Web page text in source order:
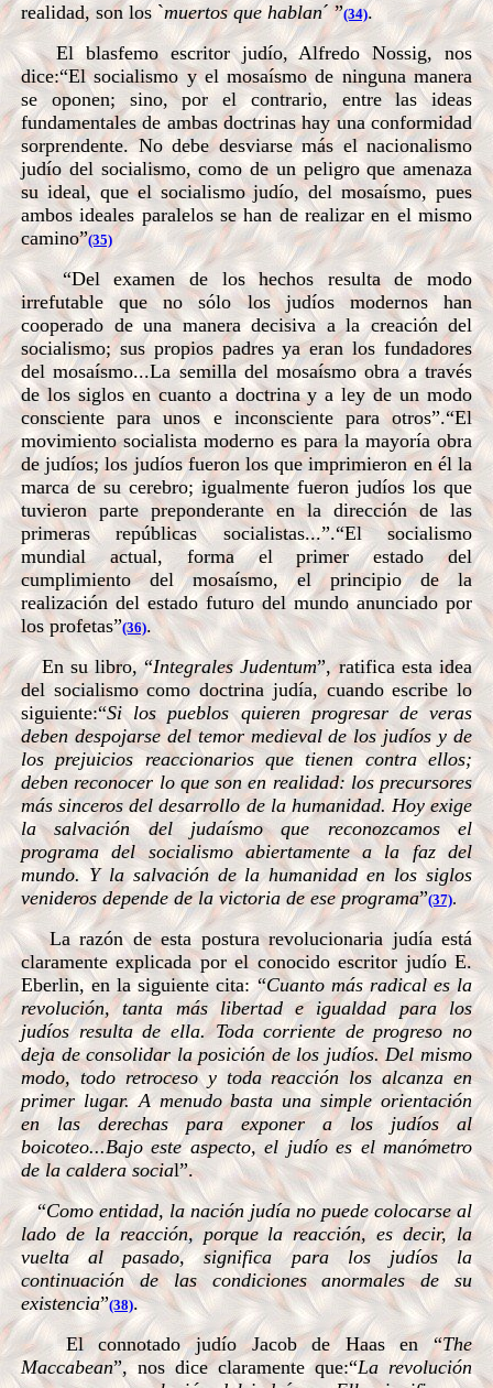
realidad, son los `muertos que hablan´ ”(34).
El blasfemo escritor judío, Alfredo Nossig, nos
dice:“El socialismo y el mosaísmo de ninguna manera
se oponen; sino, por el contrario, entre las ideas
fundamentales de ambas doctrinas hay una conformidad
sorprendente. No debe desviarse más el nacionalismo
judío del socialismo, como de un peligro que amenaza
su ideal, que el socialismo judío, del mosaísmo, pues
ambos ideales paralelos se han de realizar en el mismo
camino”(35)
“Del examen de los hechos resulta de modo
irrefutable que no sólo los judíos modernos han
cooperado de una manera decisiva a la creación del
socialismo; sus propios padres ya eran los fundadores
del mosaísmo...La semilla del mosaísmo obra a través
de los siglos en cuanto a doctrina y a ley de un modo
consciente para unos e inconsciente para otros”.“El
movimiento socialista moderno es para la mayoría obra
de judíos; los judíos fueron los que imprimieron en él la
marca de su cerebro; igualmente fueron judíos los que
tuvieron parte preponderante en la dirección de las
primeras repúblicas socialistas...”.“El socialismo
mundial actual, forma el primer estado del
cumplimiento del mosaísmo, el principio de la
realización del estado futuro del mundo anunciado por
los profetas”(36).
En su libro, “Integrales Judentum”, ratifica esta idea
del socialismo como doctrina judía, cuando escribe lo
siguiente:“Si los pueblos quieren progresar de veras
deben despojarse del temor medieval de los judíos y de
los prejuicios reaccionarios que tienen contra ellos;
deben reconocer lo que son en realidad: los precursores
más sinceros del desarrollo de la humanidad. Hoy exige
la salvación del judaísmo que reconozcamos el
programa del socialismo abiertamente a la faz del
mundo. Y la salvación de la humanidad en los siglos
venideros depende de la victoria de ese programa”(37).
La razón de esta postura revolucionaria judía está
claramente explicada por el conocido escritor judío E.
Eberlin, en la siguiente cita: “Cuanto más radical es la
revolución, tanta más libertad e igualdad para los
judíos resulta de ella. Toda corriente de progreso no
deja de consolidar la posición de los judíos. Del mismo
modo, todo retroceso y toda reacción los alcanza en
primer lugar. A menudo basta una simple orientación
en las derechas para exponer a los judíos al
boicoteo...Bajo este aspecto, el judío es el manómetro
de la caldera social”.
“Como entidad, la nación judía no puede colocarse al
lado de la reacción, porque la reacción, es decir, la
vuelta al pasado, significa para los judíos la
continuación de las condiciones anormales de su
existencia”(38).
El connotado judío Jacob de Haas en “The
Maccabean”, nos dice claramente que:“La revolución